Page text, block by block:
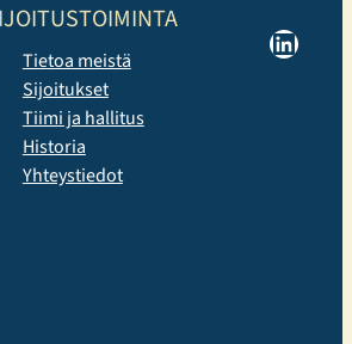
Tietoa meistä
Sijoitukset
Tiimi ja hallitus
Historia
Yhteystiedot
LinkedIn